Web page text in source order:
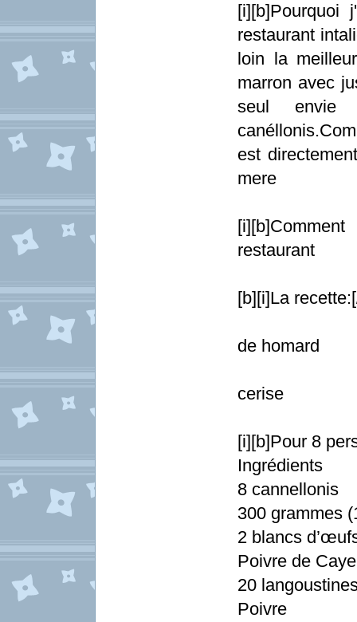
[i][b]Pourquoi
restaurant
loin la
marron avec
seul envie
est
mere
restaurant
[b][i]La
de homard
cerise
[i][b]Pour 8
Ingrédients
8 cannellonis
300 grammes
2 blancs
Poivre de
20
Poivre